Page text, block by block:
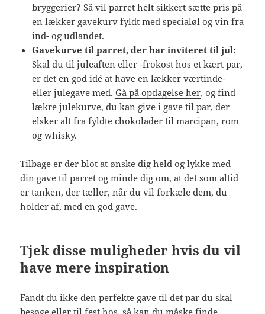
bryggerier? Så vil parret helt sikkert sætte pris på
en lækker gavekurv fyldt med specialøl og vin fra
ind- og udlandet.
Gavekurve til parret, der har inviteret til jul:
Skal du til juleaften eller -frokost hos et kært par,
er det en god idé at have en lækker værtinde-
eller julegave med.Gå på opdagelse her, og find
lækre julekurve, du kan give i gave til par, der
elsker alt fra fyldte chokolader til marcipan, rom
og whisky.
Tilbage er der blot at ønske dig held og lykke med
din gave til parret og minde dig om, at det som altid
er tanken, der tæller, når du vil forkæle dem, du
holder af, med en god gave.
Tjek disse muligheder hvis du vil
have mere inspiration
Fandt du ikke den perfekte gave til det par du skal
besøge eller til fest hos, så kan du måske finde